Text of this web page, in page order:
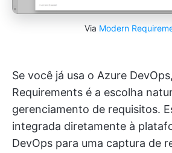
Via Modern
Se você já usa o Azure
Requirements é a escolha
gerenciamento de requisitos.
integrada diretamente à
DevOps para uma captura de